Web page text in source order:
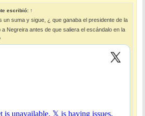
escribió: ↑
un suma y sigue, ¿ que ganaba el presidente de la
a Negreira antes de que saliera el escándalo en la